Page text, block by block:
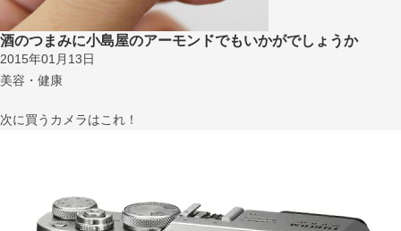
酒のつまみに小島屋のアーモンドでもいかがでしょうか
2015年01月13日
美容・健康
次に買うカメラはこれ！